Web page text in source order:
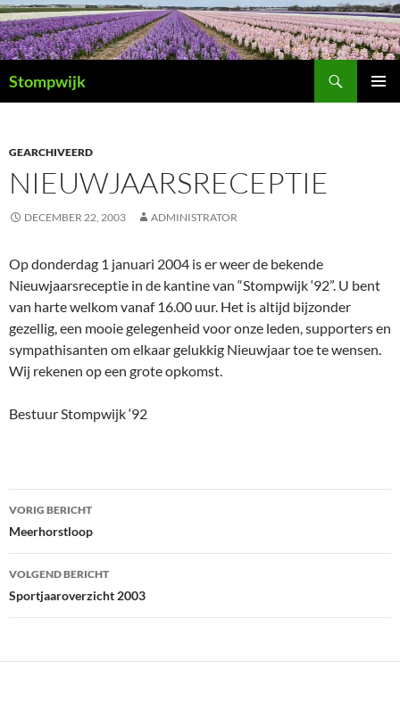
Ga
naar
de
inhoud
Stompwijk
GEARCHIVEERD
NIEUWJAARSRECEPTIE
DECEMBER 22, 2003 ADMINISTRATOR
Op donderdag 1 januari 2004 is er weer de bekende
Nieuwjaarsreceptie in de kantine van “Stompwijk ‘92”. U bent
van harte welkom vanaf 16.00 uur. Het is altijd bijzonder
gezellig, een mooie gelegenheid voor onze leden, supporters en
sympathisanten om elkaar gelukkig Nieuwjaar toe te wensen.
Wij rekenen op een grote opkomst.
Bestuur Stompwijk ‘92
Bericht
navigatie
VORIG BERICHT
Meerhorstloop
VOLGEND BERICHT
Sportjaaroverzicht 2003